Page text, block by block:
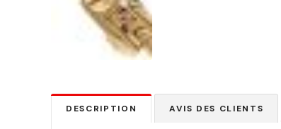
DESCRIPTION AVIS DES CLIENTS